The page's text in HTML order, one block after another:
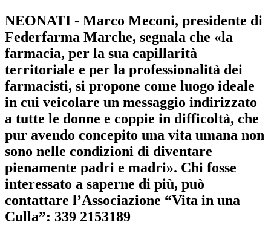
NEONATI - Marco Meconi, presidente di
Federfarma Marche, segnala che «la
farmacia, per la sua capillarità
territoriale e per la professionalità dei
farmacisti, si propone come luogo ideale
in cui veicolare un messaggio indirizzato
a tutte le donne e coppie in difficoltà, che
pur avendo concepito una vita umana non
sono nelle condizioni di diventare
pienamente padri e madri». Chi fosse
interessato a saperne di più, può
contattare l’Associazione “Vita in una
Culla”: 339 2153189